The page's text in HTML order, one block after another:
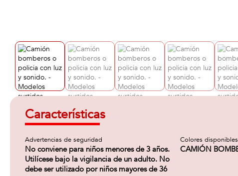
Características
Advertencias de seguridad
No conviene para niños menores de 3 años.
Utilícese bajo la vigilancia de un adulto. No
debe ser utilizado por niños mayores de 36
Colores disponibles
CAMIÓN